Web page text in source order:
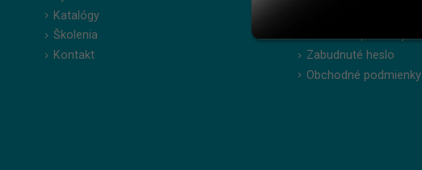
Katalógy
Školenia
Kontakt
Zabudnuté heslo
Obchodné podmienky